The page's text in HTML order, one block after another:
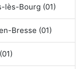
lès-Bourg (01)
Bresse (01)